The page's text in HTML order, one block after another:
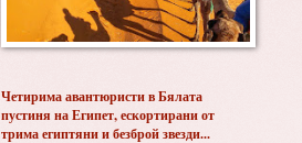
Четирима авантюристи в Бялата
пустиня на Египет, ескортирани от
трима египтяни и безброй звезди...